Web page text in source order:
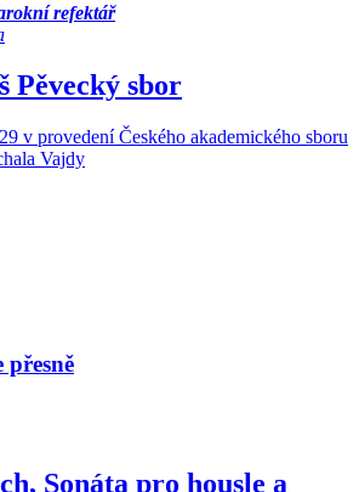
refektář
Pěvecký sbor
v provedení Českého akademického sboru
Vajdy
přesně
Sonáta pro housle a